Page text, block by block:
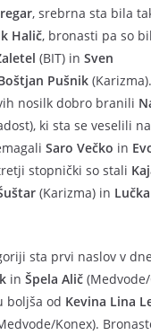
, srebrna sta bila
Halič, bronasti pa so
(BIT) in Sven
Pušnik
nosilk dobro branili
ki sta se veselili
Saro Večko in
stopnički so stali
(Karizma) in
sta prvi naslov v
in Špela Alič
boljša od Kevina Lina
Konex).